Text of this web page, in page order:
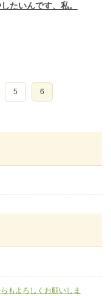
もよろしくお願いしま
たいんです、私。
5 6